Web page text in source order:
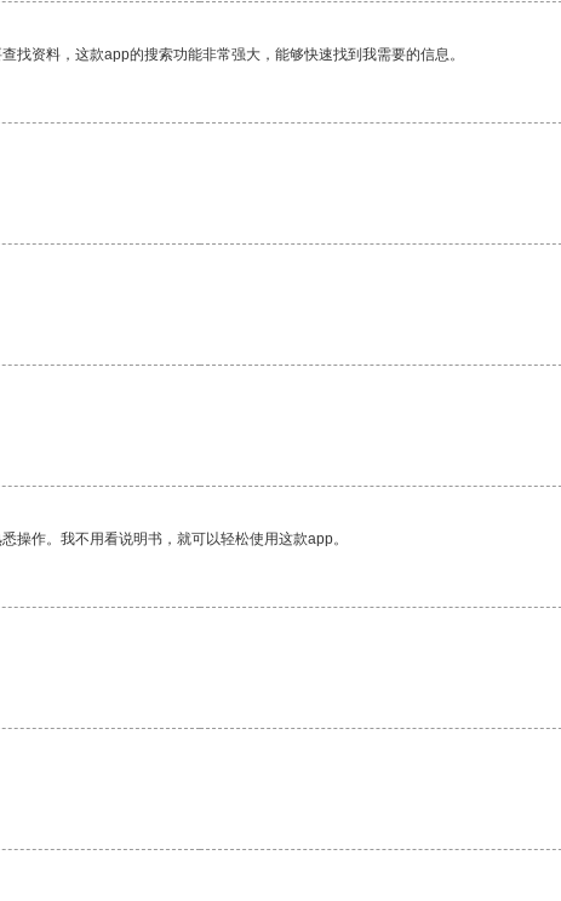
资料，这款app的搜索功能非常强大，能够快速找到我需要的信息。
操作。我不用看说明书，就可以轻松使用这款app。